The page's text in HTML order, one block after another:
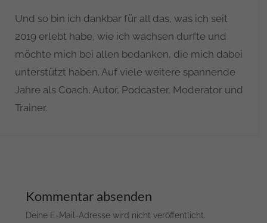
Und so bin ich dankbar für all das, was ich seit
2019 erlebt habe, wie ich wachsen durfte und
möchte mich bei allen bedanken, die mich dabei
unterstützt haben. Auf viele weitere spannende
Jahre als Coach, Autor, Podcaster, Moderator und
Trainer.
Kommentar absenden
Deine E-Mail-Adresse wird nicht veröffentlicht.